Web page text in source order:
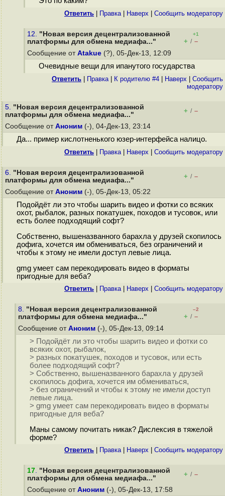
Ответить Правка| Наверх Cообщить модератору
12. "Новая версия децентрализованной
платформы для обмена медиафа..."
+1
+ / –
Сообщение от Atakue (?), 05-Дек-13, 12:09
Очевидные вещи для ипанутого государства
Ответить Правка| К родителю #4 Наверх
Cообщить
модератору
5. "Новая версия децентрализованной
платформы для обмена медиафа..."
+ / –
Сообщение от Аноним (-), 04-Дек-13, 23:14
Да... пример кислотненького юзер-интерфейса налицо.
Ответить Правка| Наверх Cообщить модератору
6. "Новая версия децентрализованной
платформы для обмена медиафа..."
+ / –
Сообщение от Аноним (-), 05-Дек-13, 05:22
Подойдёт ли это чтобы шарить видео и фотки со всяких
охот, рыбалок, разных покатушек, походов и тусовок, или
есть более подходящий софт?
Собственно, вышеназванного барахла у друзей скопилось
дофига, хочется им обмениваться, без ограничений и
чтобы к этому не имели доступ левые лица.
gmg умеет сам перекодировать видео в форматы
пригодные для веба?
Ответить Правка| Наверх Cообщить модератору
8. "Новая версия децентрализованной
платформы для обмена медиафа..."
–2
+ / –
Сообщение от Аноним (-), 05-Дек-13, 09:14
> Подойдёт ли это чтобы шарить видео и фотки со
всяких охот, рыбалок,
> разных покатушек, походов и тусовок, или есть
более подходящий софт?
> Собственно, вышеназванного барахла у друзей
скопилось дофига, хочется им обмениваться,
> без ограничений и чтобы к этому не имели доступ
левые лица.
> gmg умеет сам перекодировать видео в форматы
пригодные для веба?
Маны самому почитать никак? Дислексия в тяжелой
форме?
Ответить Правка| Наверх Cообщить модератору
17. "Новая версия децентрализованной
платформы для обмена медиафа..."
+ / –
Сообщение от Аноним (-), 05-Дек-13, 17:58